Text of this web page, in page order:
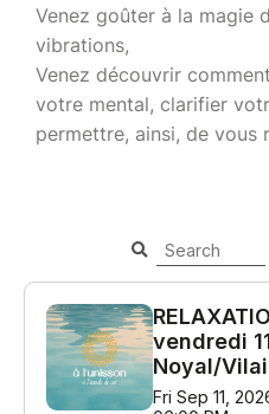
Venez goûter à la magie
vibrations,
Venez découvrir
votre mental, clarifier
permettre, ainsi, de vous